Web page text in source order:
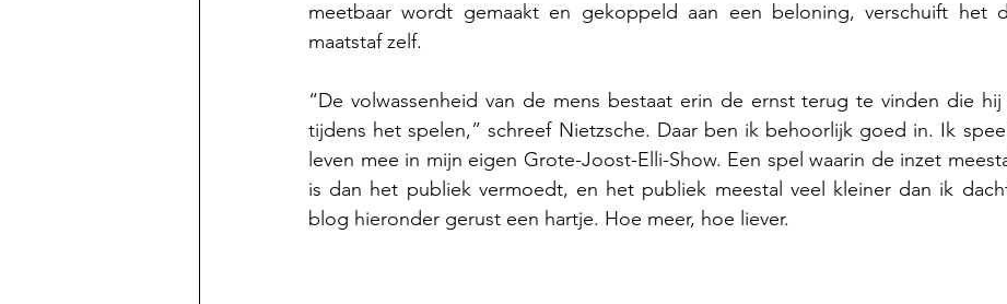
meetbaar wordt gemaakt en gekoppeld aan een beloning, verschuift het
maatstaf zelf.
“De volwassenheid van de mens bestaat erin de ernst terug te vinden die
tijdens het spelen,” schreef Nietzsche. Daar ben ik behoorlijk goed in. Ik
leven mee in mijn eigen Grote-Joost-Elli-Show. Een spel waarin de inzet
is dan het publiek vermoedt, en het publiek meestal veel kleiner dan ik
blog hieronder gerust een hartje. Hoe meer, hoe liever.